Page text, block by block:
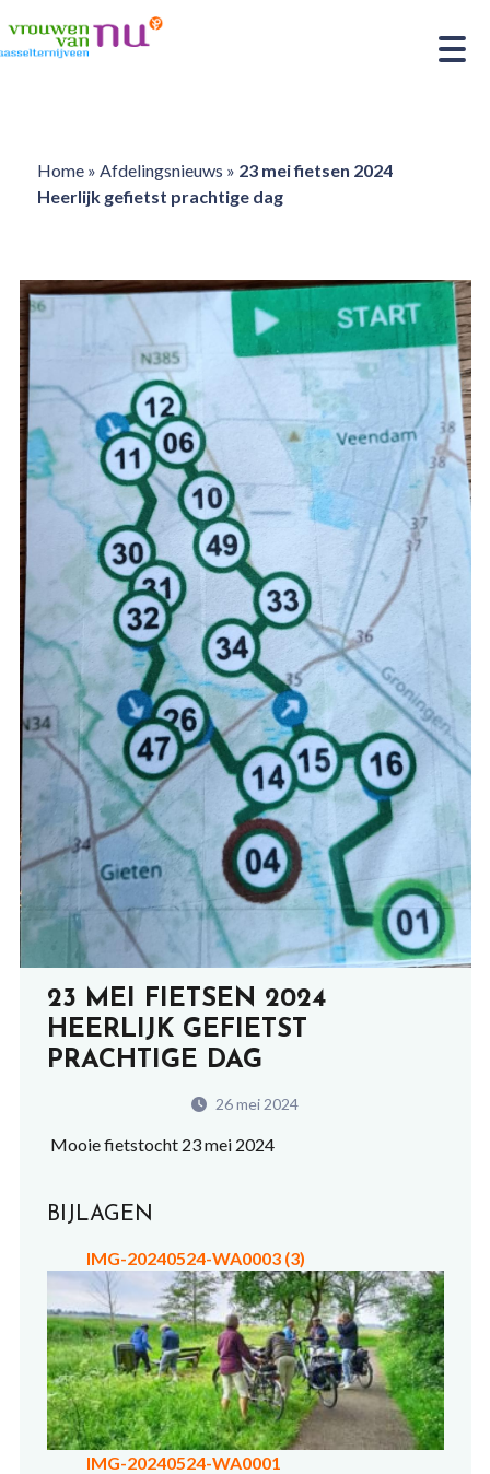
Home» Afdelingsnieuws » 23 mei fietsen 2024
Heerlijk gefietst prachtige dag
23 MEI FIETSEN 2024
HEERLIJK GEFIETST
PRACHTIGE DAG
26 mei 2024
Mooie fietstocht 23 mei 2024
BIJLAGEN
IMG-20240524-WA0003 (3)
IMG-20240524-WA0001